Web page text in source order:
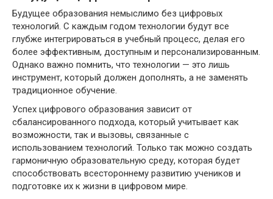
Будущее образования немыслимо без цифровых
технологий. С каждым годом технологии будут все
глубже интегрироваться в учебный процесс, делая его
более эффективным, доступным и персонализированным.
Однако важно помнить, что технологии — это лишь
инструмент, который должен дополнять, а не заменять
традиционное обучение.
Успех цифрового образования зависит от
сбалансированного подхода, который учитывает как
возможности, так и вызовы, связанные с
использованием технологий. Только так можно создать
гармоничную образовательную среду, которая будет
способствовать всестороннему развитию учеников и
подготовке их к жизни в цифровом мире.